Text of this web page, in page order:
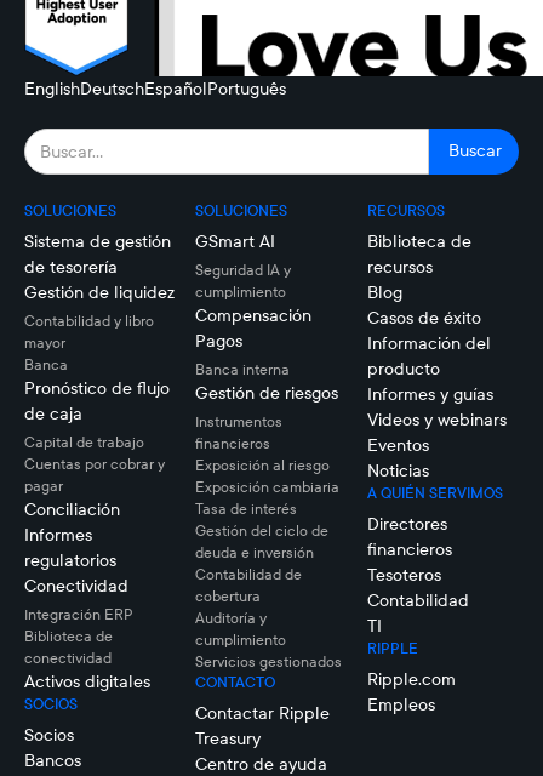
EnglishDeutschEspañolPortuguês
SOLUCIONES
Sistema de gestión
de tesorería
Gestión de liquidez
Contabilidad y libro
mayor
Banca
Pronóstico de flujo
de caja
Capital de trabajo
Cuentas por cobrar y
pagar
Conciliación
Informes
regulatorios
Conectividad
Integración ERP
Biblioteca de
conectividad
Activos digitales
SOCIOS
Socios
Bancos
SOLUCIONES
GSmart AI
Seguridad IA y
cumplimiento
Compensación
Pagos
Banca interna
Gestión de riesgos
Instrumentos
financieros
Exposición al riesgo
Exposición cambiaria
Tasa de interés
Gestión del ciclo de
deuda e inversión
Contabilidad de
cobertura
Auditoría y
cumplimiento
Servicios gestionados
CONTACTO
Contactar Ripple
Treasury
Centro de ayuda
RECURSOS
Biblioteca de
recursos
Blog
Casos de éxito
Información del
producto
Informes y guías
Videos y webinars
Eventos
Noticias
A QUIÉN SERVIMOS
Directores
financieros
Tesoteros
Contabilidad
TI
RIPPLE
Ripple.com
Empleos